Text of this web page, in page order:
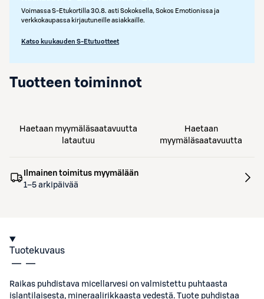
Voimassa S-Etukortilla 30.8. asti Sokoksella, Sokos Emotionissa ja
verkkokaupassa kirjautuneille asiakkaille.
Katso kuukauden S-Etutuotteet
Tuotteen toiminnot
Haetaan myymäläsaatavuutta
latautuu
Haetaan
myymäläsaatavuutta
Ilmainen toimitus myymälään
1–5 arkipäivää
Tuotekuvaus
Raikas puhdistava micellarvesi on valmistettu puhtaasta
islantilaisesta, mineraalirikkaasta vedestä. Tuote puhdistaa